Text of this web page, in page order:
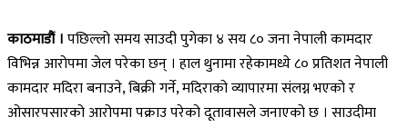
काठमाडौं ।पछिल्लो समय साउदी पुगेका ४ सय ८० जना नेपाली कामदार
विभिन्न आरोपमा जेल परेका छन् । हाल थुनामा रहेकामध्ये ८० प्रतिशत नेपाली
कामदार मदिरा बनाउने, बिक्री गर्ने, मदिराको व्यापारमा संलग्न भएको र
ओसारपसारको आरोपमा पक्राउ परेको दूतावासले जनाएको छ । साउदीमा